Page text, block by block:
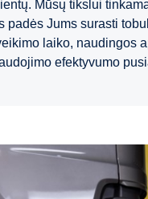
Mūsų tikslui
padės Jums surasti
laiko, naudingos
efektyvumo